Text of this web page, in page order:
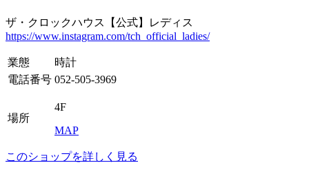
ザ・クロックハウス【公式】レディス
https://www.instagram.com/tch_official_ladies/
業態
時計
電話番号 052-505-3969
場所
4F
MAP
このショップを詳しく見る